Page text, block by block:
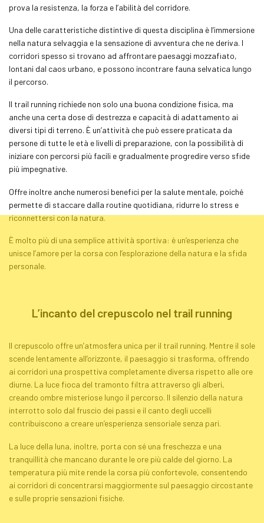
prova la resistenza, la forza e l’abilità del corridore.
Una delle caratteristiche distintive di questa disciplina è l’immersione
nella natura selvaggia e la sensazione di avventura che ne deriva. I
corridori spesso si trovano ad affrontare paesaggi mozzafiato,
lontani dal caos urbano, e possono incontrare fauna selvatica lungo
il percorso.
Il trail running richiede non solo una buona condizione fisica, ma
anche una certa dose di destrezza e capacità di adattamento ai
diversi tipi di terreno. È un’attività che può essere praticata da
persone di tutte le età e livelli di preparazione, con la possibilità di
iniziare con percorsi più facili e gradualmente progredire verso sfide
più impegnative.
Offre inoltre anche numerosi benefici per la salute mentale, poiché
permette di staccare dalla routine quotidiana, ridurre lo stress e
riconnettersi con la natura.
È molto più di una semplice attività sportiva: è un’esperienza che
unisce l’amore per la corsa con l’esplorazione della natura e la sfida
personale.
L’incanto del crepuscolo nel trail running
Il crepuscolo offre un’atmosfera unica per il trail running. Mentre il sole
scende lentamente all’orizzonte, il paesaggio si trasforma, offrendo
ai corridori una prospettiva completamente diversa rispetto alle ore
diurne. La luce fioca del tramonto filtra attraverso gli alberi,
creando ombre misteriose lungo il percorso. Il silenzio della natura
interrotto solo dal fruscio dei passi e il canto degli uccelli
contribuiscono a creare un’esperienza sensoriale senza pari.
La luce della luna, inoltre, porta con sé una freschezza e una
tranquillità che mancano durante le ore più calde del giorno. La
temperatura più mite rende la corsa più confortevole, consentendo
ai corridori di concentrarsi maggiormente sul paesaggio circostante
e sulle proprie sensazioni fisiche.